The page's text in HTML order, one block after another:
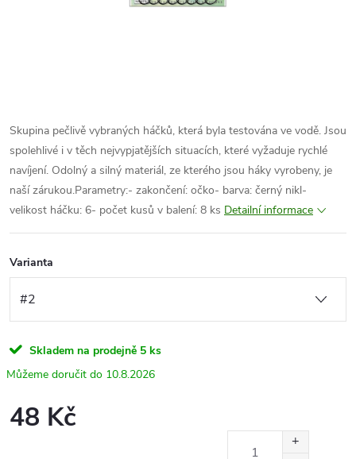
Skupina pečlivě vybraných háčků, která byla testována ve vodě. Jsou
spolehlivé i v těch nejvypjatějších situacích, které vyžaduje rychlé
navíjení. Odolný a silný materiál, ze kterého jsou háky vyrobeny, je
naší zárukou.Parametry:- zakončení: očko- barva: černý nikl-
velikost háčku: 6- počet kusů v balení: 8 ks Detailní informace
Varianta
Skladem na prodejně 5 ks
10.8.2026
48 Kč